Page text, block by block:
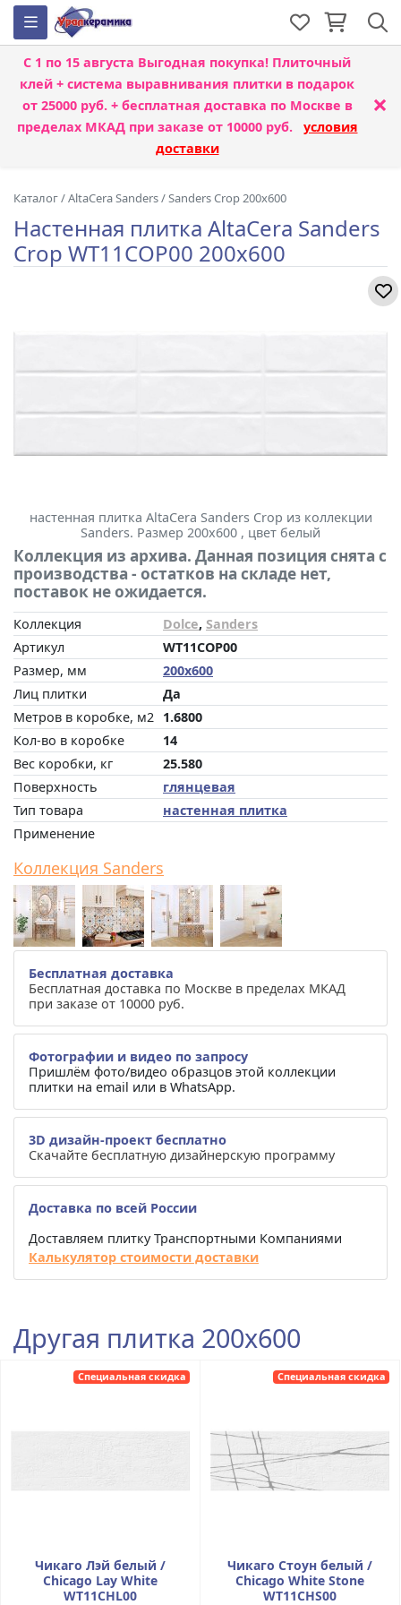
С 1 по 15 августа Выгодная покупка! Плиточный
клей + система выравнивания плитки в подарок
от 25000 руб. + бесплатная доставка по Москве в
пределах МКАД при заказе от 10000 руб. условия
доставки
×
Каталог/AltaCera Sanders/Sanders Crop 200x600
Настенная плитка AltaCera Sanders
Crop WT11COP00 200x600
настенная плитка AltaCera Sanders Crop из коллекции
Sanders. Размер 200x600 , цвет белый
Коллекция из архива. Данная позиция снята с
производства - остатков на складе нет,
поставок не ожидается.
Коллекция Dolce, Sanders
Артикул
WT11COP00
Размер, мм
200x600
Лиц плитки
Да
Метров в коробке, м2
1.6800
Кол-во в коробке
14
Вес коробки, кг
25.580
Поверхность
глянцевая
Тип товара
настенная плитка
Применение
Коллекция Sanders
Бесплатная доставка
Бесплатная доставка по Москве в пределах МКАД
при заказе от 10000 руб.
Фотографии и видео по запросу
Пришлём фото/видео образцов этой коллекции
плитки на email или в WhatsApp.
3D дизайн-проект бесплатно
Скачайте бесплатную дизайнерскую программу
Доставка по всей России
Доставляем плитку Транспортными Компаниями
Калькулятор стоимости доставки
Другая плитка 200x600
Специальная скидка
Чикаго Лэй белый /
Chicago Lay White
WT11CHL00
Специальная скидка
Чикаго Стоун белый /
Chicago White Stone
WT11CHS00